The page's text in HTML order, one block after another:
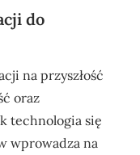
do
na przyszłość
oraz
technologia się
wprowadza na